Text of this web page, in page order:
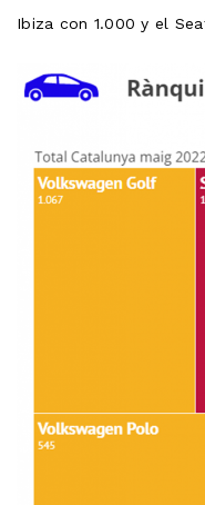
Ibiza con 1.000 y el